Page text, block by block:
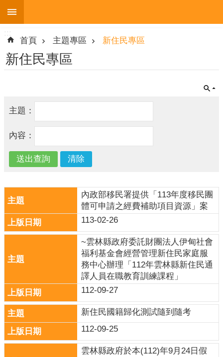
跳到主要內容區塊
進
階
搜
尋
機
簡
便
服
務
人
口
計
新
消
息
公
開
:::
首頁 主題專區 新住民專區
新住民專區
主題：
內容：
內政部移民署提供「113年度移民團
體可申請之經費補助項目資源」案
113-02-26
~雲林縣政府委託財團法人伊甸社會
福利基金會經營管理新住民家庭服
務中心辦理「112年雲林縣新住民通
譯人員在職教育訓練課程」
112-09-27
新住民國籍歸化測試隨到隨考
112-09-25
雲林縣政府於本(112)年9月24日假